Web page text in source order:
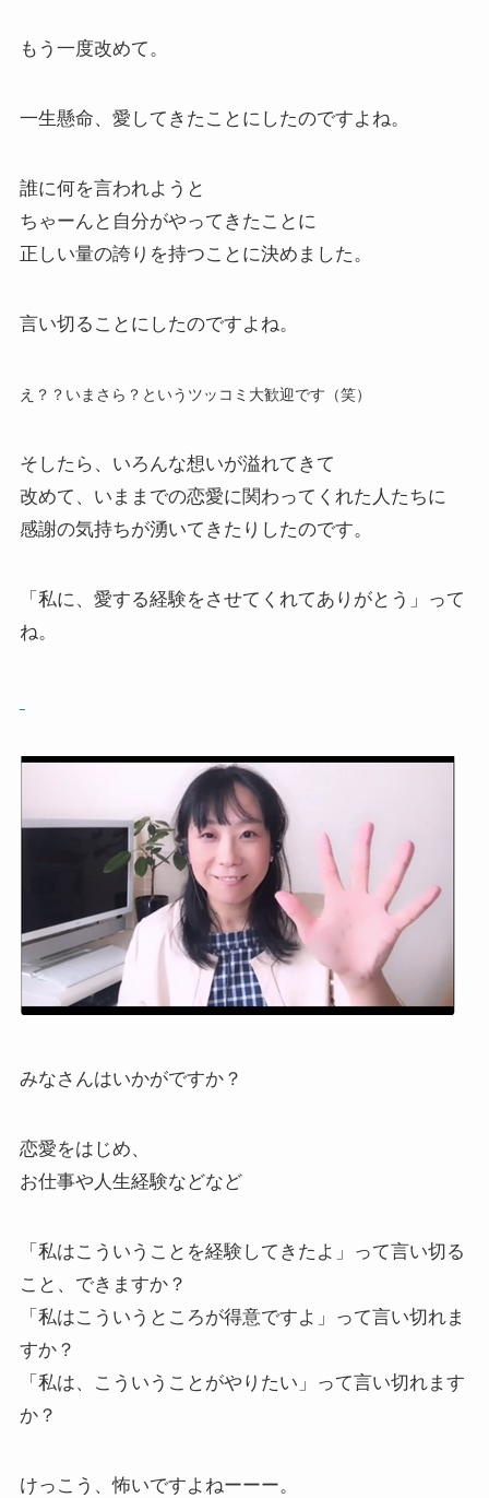
もう一度改めて。
一生懸命、愛してきたことにしたのですよね。
誰に何を言われようと
ちゃーんと自分がやってきたことに
正しい量の誇りを持つことに決めました。
言い切ることにしたのですよね。
え？？いまさら？というツッコミ大歓迎です（笑）
そしたら、いろんな想いが溢れてきて
改めて、いままでの恋愛に関わってくれた人たちに
感謝の気持ちが湧いてきたりしたのです。
「私に、愛する経験をさせてくれてありがとう」って
ね。
みなさんはいかがですか？
恋愛をはじめ、
お仕事や人生経験などなど
「私はこういうことを経験してきたよ」って言い切る
こと、できますか？
「私はこういうところが得意ですよ」って言い切れま
すか？
「私は、こういうことがやりたい」って言い切れます
か？
けっこう、怖いですよねーーー。